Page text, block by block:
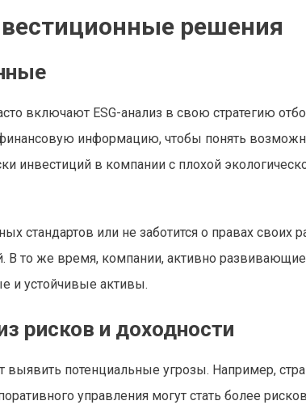
решения
включают ESG-анализ в свою стратегию
информацию, чтобы понять
инвестиций в компании с плохой
стандартов или не заботится о правах своих
В то же время, компании, активно развивающие
и устойчивые активы.
рисков и доходности
выявить потенциальные угрозы. Например,
управления могут стать более